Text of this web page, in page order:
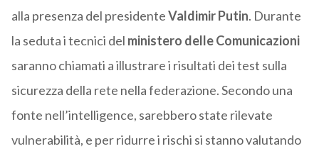
alla presenza del presidenteValdimir Putin. Durante
la seduta i tecnici del ministero delle Comunicazioni
saranno chiamati a illustrare i risultati dei test sulla
sicurezza della rete nella federazione. Secondo una
fonte nell’intelligence, sarebbero state rilevate
vulnerabilità, e per ridurre i rischi si stanno valutando